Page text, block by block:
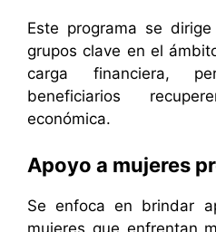
Este programa se
grupos clave en el
carga financiera,
beneficiarios
económica.
Apoyo a mujeres
Se enfoca en brindar